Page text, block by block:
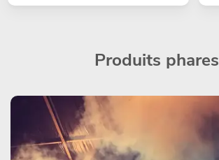
Produits phares